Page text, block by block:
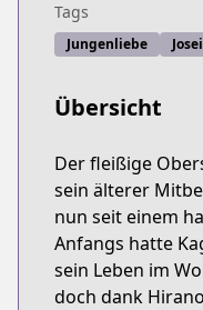
Tags
Jungenliebe Josei
Übersicht
Der fleißige
sein älterer
nun seit einem
Anfangs hatte
sein Leben im
doch dank